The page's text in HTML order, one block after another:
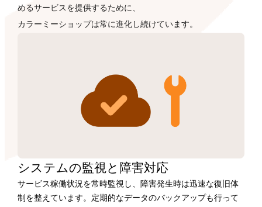
めるサービスを提供するために、
カラーミーショップは常に進化し続けています。
システムの監視と障害対応
サービス稼働状況を常時監視し、障害発生時は迅速な復旧体
制を整えています。定期的なデータのバックアップも行って